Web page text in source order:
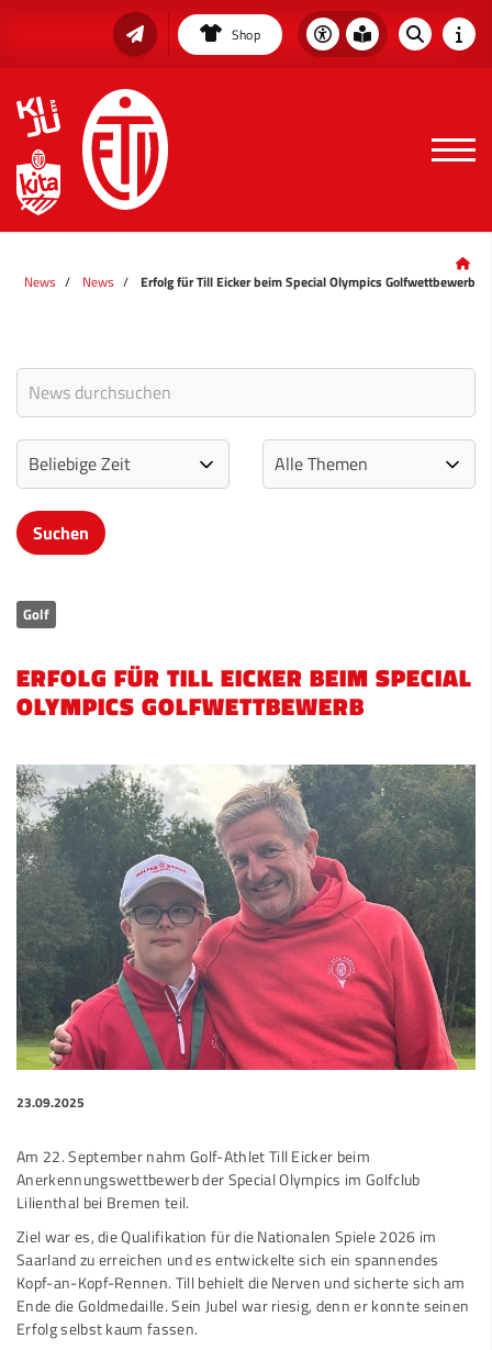
Shop
News News Erfolg für Till Eicker beim Special Olympics Golfwettbewerb
Golf
ERFOLG FÜR TILL EICKER BEIM SPECIAL
OLYMPICS GOLFWETTBEWERB
23.09.2025
Am 22. September nahm Golf-Athlet Till Eicker beim
Anerkennungswettbewerb der Special Olympics im Golfclub
Lilienthal bei Bremen teil.
Ziel war es, die Qualifikation für die Nationalen Spiele 2026 im
Saarland zu erreichen und es entwickelte sich ein spannendes
Kopf-an-Kopf-Rennen. Till behielt die Nerven und sicherte sich am
Ende die Goldmedaille. Sein Jubel war riesig, denn er konnte seinen
Erfolg selbst kaum fassen.